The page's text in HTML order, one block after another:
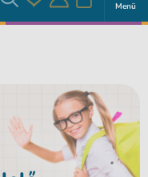
Keresés
Kedvencek
Bejelentkezés
Kosár Menü